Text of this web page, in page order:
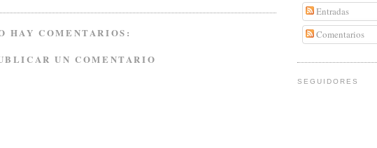
HAY COMENTARIOS:
UN COMENTARIO
Entradas
Comentarios
SEGUIDORES